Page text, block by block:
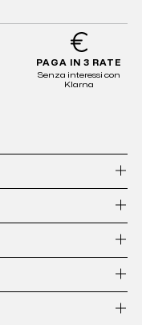
PAGA IN 3 RATE
Senza interessi con
Klarna